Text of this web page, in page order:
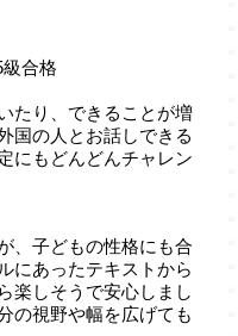
合格
たり、できることが増
国の人とお話しできる
にもどんどんチャレン
、子どもの性格にも合
にあったテキストから
楽しそうで安心しまし
の視野や幅を広げても